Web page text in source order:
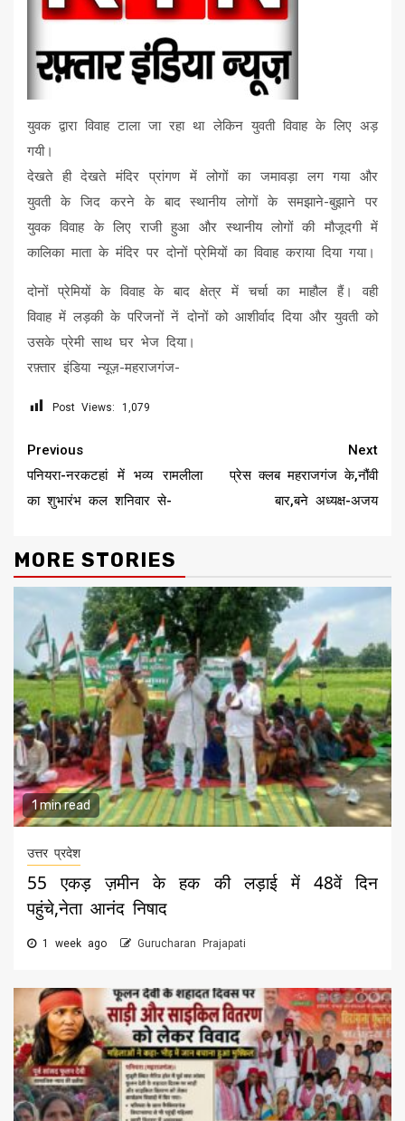
युवक द्वारा विवाह टाला जा रहा था लेकिन युवती विवाह के लिए अड़
गयी।
देखते ही देखते मंदिर प्रांगण में लोगों का जमावड़ा लग गया और
युवती के जिद करने के बाद स्थानीय लोगों के समझाने-बुझाने पर
युवक विवाह के लिए राजी हुआ और स्थानीय लोगों की मौजूदगी में
कालिका माता के मंदिर पर दोनों प्रेमियों का विवाह कराया दिया गया।
दोनों प्रेमियों के विवाह के बाद क्षेत्र में चर्चा का माहौल हैं। वही
विवाह में लड़की के परिजनों नें दोनों को आशीर्वाद दिया और युवती को
उसके प्रेमी साथ घर भेज दिया।
रफ़्तार इंडिया न्यूज़-महराजगंज-
Post Views: 1,079
Continue
Reading
Previous
पनियरा-नरकटहां में भव्य रामलीला
का शुभारंभ कल शनिवार से-
Next
प्रेस क्लब महराजगंज के,नौंवी
बार,बने अध्यक्ष-अजय
MORE STORIES
1 min read
उत्तर प्रदेश
55 एकड़ ज़मीन के हक की लड़ाई में 48वें दिन
पहुंचे,नेता आनंद निषाद
1 week ago Gurucharan Prajapati